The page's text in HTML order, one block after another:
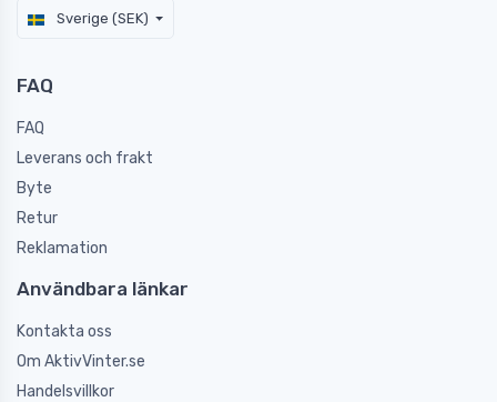
Sverige (SEK)
FAQ
FAQ
Leverans och frakt
Byte
Retur
Reklamation
Användbara länkar
Kontakta oss
Om AktivVinter.se
Handelsvillkor